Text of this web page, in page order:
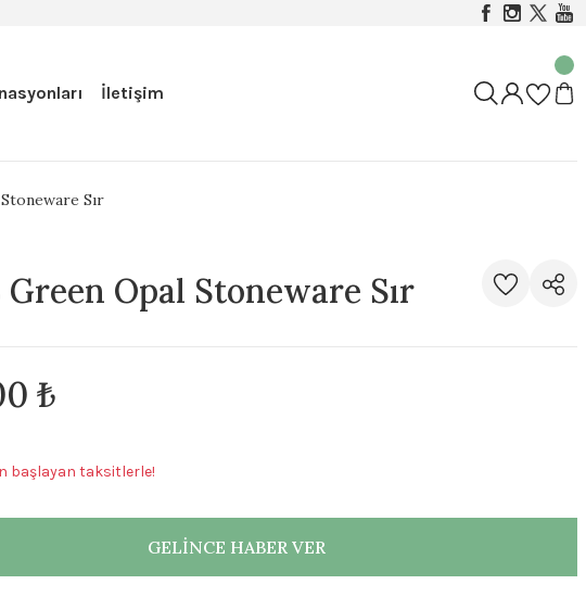
İletişim
Sır
Green Opal Stoneware Sır
₺
başlayan taksitlerle!
GELİNCE HABER VER